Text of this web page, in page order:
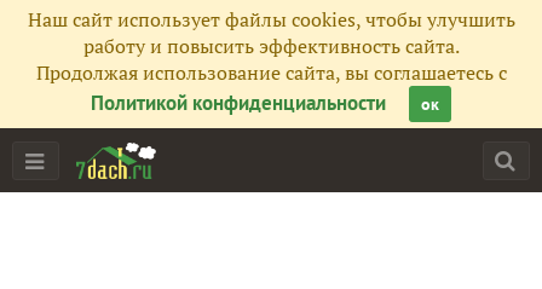
Наш сайт использует файлы cookies, чтобы улучшить
работу и повысить эффективность сайта.
Продолжая использование сайта, вы соглашаетесь с
Политикой конфиденциальности
ок